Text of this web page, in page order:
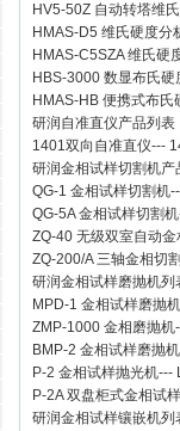
HV5-50Z 自动转塔维
HMAS-D5 维氏硬度分
HMAS-C5SZA 维氏硬
HBS-3000 数显布氏硬
HMAS-HB 便携式布氏
研润自准直仪产品列表
1401双向自准直仪---
研润金相试样切割机产
QG-1 金相试样切割机
QG-5A 金相试样切割机
ZQ-40 无级双室自动金
ZQ-200/A 三轴金相切
研润金相试样磨抛机列
MPD-1 金相试样磨抛机
ZMP-1000 金相磨抛机
BMP-2 金相试样磨抛机
P-2 金相试样抛光机---
P-2A 双盘柜式金相试
研润金相试样镶嵌机列